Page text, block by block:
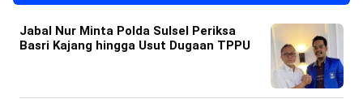
Jabal Nur Minta Polda Sulsel Periksa
Basri Kajang hingga Usut Dugaan TPPU